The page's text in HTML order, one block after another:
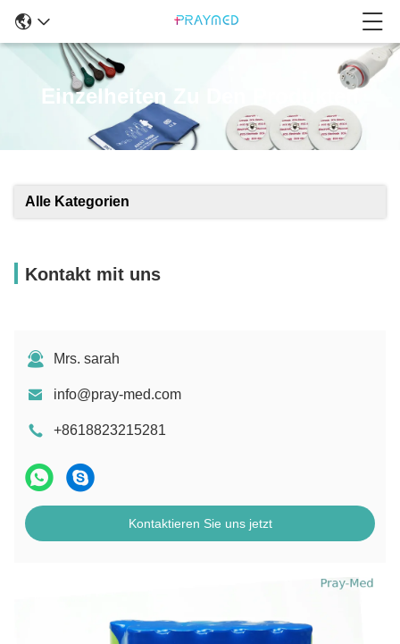
Einzelheiten Zu Den Produkten
Alle Kategorien
Kontakt mit uns
Mrs. sarah
info@pray-med.com
+8618823215281
Kontaktieren Sie uns jetzt